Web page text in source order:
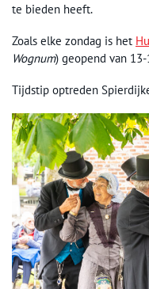
te bieden heeft.
Zoals elke zondag is het
Wognum) geopend van
Tijdstip optreden